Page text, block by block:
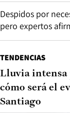
Despidos por
pero expertos
TENDENCIAS
Lluvia intensa
cómo será el
Santiago